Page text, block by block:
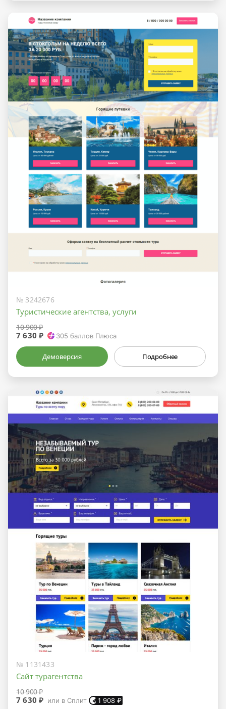
№ 3242676
Туристические агентства, услуги
10 900 ₽
7 630 ₽ 305 баллов Плюса
Демоверсия Подробнее
№ 1131433
Сайт турагентства
10 900 ₽
7 630 ₽ или в Сплит 1 908 ₽